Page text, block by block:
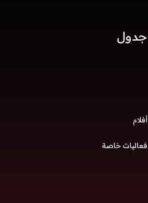
جدول
أفلام
فعاليات خاصة